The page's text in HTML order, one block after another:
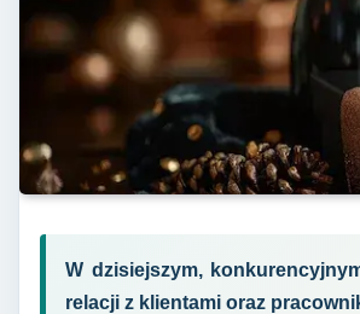
W dzisiejszym,
relacji z klientami oraz